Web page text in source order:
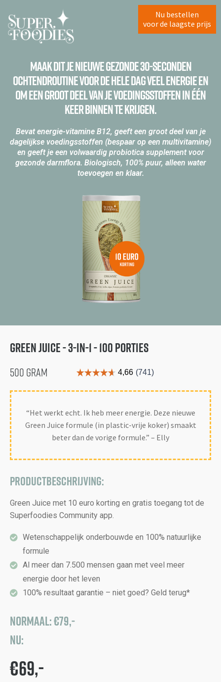
Nu bestellen
voor de laagste prijs
Maak dit je nieuwe gezonde 30-seconden
ochtendroutine voor de hele dag veel energie en
om een groot deel van je voedingsstoffen in één
keer binnen te krijgen.
Bevat energie-vitamine B12, geeft een groot deel van je
dagelijkse voedingsstoffen (bespaar op een multivitamine)
en geeft je een volwaardig probiotica supplement voor
gezonde darmflora. Biologisch, 100% puur, alleen water
toevoegen en klaar.
Green Juice - 3-in-1 - 100 porties
500 GRAM
“Het werkt echt. Ik heb meer energie. Deze nieuwe
Green Juice formule (in plastic-vrije koker) smaakt
beter dan de vorige formule.” – Elly
Productbeschrijving:
Green Juice met 10 euro korting en gratis toegang tot de
Superfoodies Community app.
Wetenschappelijk onderbouwde en 100% natuurlijke
formule
Al meer dan 7.500 mensen gaan met veel meer
energie door het leven
100% resultaat garantie – niet goed? Geld terug*
NORMAAL: €79,-
Nu:
€69,-